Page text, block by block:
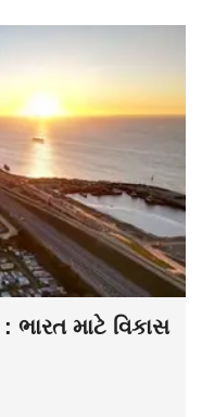
માટે વિકાસ